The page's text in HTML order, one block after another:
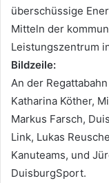
überschüssige
Mitteln der
Leistungszentrum
Bildzeile:
An der
Katharina Köther,
Markus Farsch,
Link, Lukas
Kanuteams, und
DuisburgSport.